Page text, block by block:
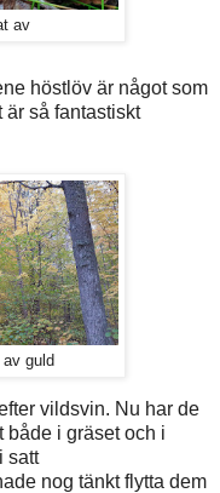
av
höstlöv är något som
är så fantastiskt
guld
vildsvin. Nu har de
både i gräset och i
satt
nog tänkt flytta dem